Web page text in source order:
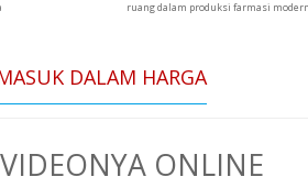
ruang dalam produksi farmasi
DALAM HARGA
ONLINE